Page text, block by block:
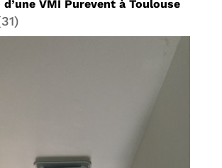
VMI Purevent à Toulouse